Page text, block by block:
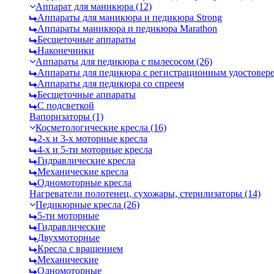
Аппарат для маникюра (12)
Аппараты для маникюра и педикюра Strong
Аппараты маникюра и педикюра Marathon
Бесщеточные аппараты
Наконечники
Аппараты для педикюра с пылесосом (26)
Аппараты для педикюра с регистрационным
Аппараты для педикюра со спреем
Бесщеточные аппараты
С подсветкой
Вапоризаторы (1)
Косметологические кресла (16)
2-х и 3-х моторные кресла
4-х и 5-ти моторные кресла
Гидравлические кресла
Механические кресла
Одномоторные кресла
Нагреватели полотенец, сухожары, стерилизаторы (14)
Педикюрные кресла (26)
5-ти моторные
Гидравлические
Двухмоторные
Кресла с вращением
Механические
Одномоторные